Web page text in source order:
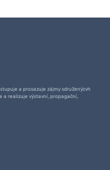
a prosazuje zájmy sdruženýcvh
a realizuje výstavní, propagační,